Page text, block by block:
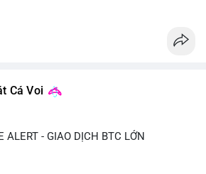
hơn.
(DefiLlama): Tổng TVL DeFi đạt
còn lại như Tron (4,84 tỷ), BSC
và Base (4,67 tỷ). Đáng chú ý, tổng
72,27 tỷ. Sự ổn định của stablecoin cho
đáng kể.
Cá Voi
ALERT - GIAO DỊCH BTC LỚN